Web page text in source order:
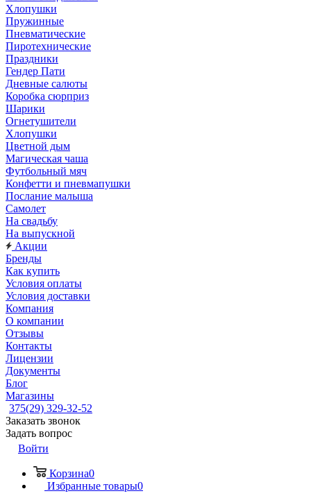
Хлопушки
Пружинные
Пневматические
Пиротехнические
Праздники
Гендер Пати
Дневные салюты
Коробка сюрприз
Шарики
Огнетушители
Хлопушки
Цветной дым
Магическая чаша
Футбольный мяч
Конфетти и пневмапушки
Послание малыша
Самолет
На свадьбу
На выпускной
Акции
Бренды
Как купить
Условия оплаты
Условия доставки
Компания
О компании
Отзывы
Контакты
Лицензии
Документы
Блог
Магазины
375(29) 329-32-52
Заказать звонок
Задать вопрос
Войти
Корзина0
Избранные товары0